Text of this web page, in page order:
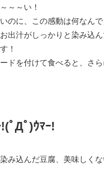
～～い！
のに、この感動は何なんで
出汁がしっかりと染み込
！
ドを付けて食べると、さ
(ﾟДﾟ)ｳﾏｰ!
み込んだ豆腐、美味しく